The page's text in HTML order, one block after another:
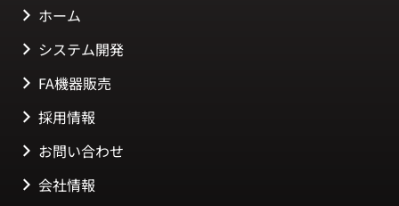
ホーム
システム開発
FA機器販売
採用情報
お問い合わせ
会社情報